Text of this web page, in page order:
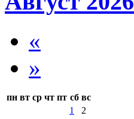
«
»
пн вт ср чт пт сб вс
1
2